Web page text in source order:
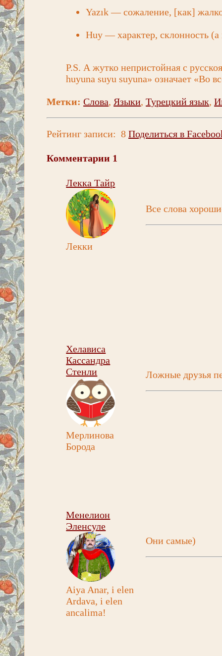
Yazık — сожаление, [как]
Huy — характер, склонность
P.S. А жутко непристойная с
huyuna suyu suyuna» означает «Во
Метки: Слова, Языки,Турецкий язык,
Рейтинг записи: 8 Поделиться в
Комментарии 1
Лекка Тайр
Лекки
Все слова
Хелависа
Кассандра
Стенли
Мерлинова
Борода
Ложные друзья
Менелион
Эленсуле
Aiya Anar, i elen
Ardava, i elen
ancalima!
Они самые)